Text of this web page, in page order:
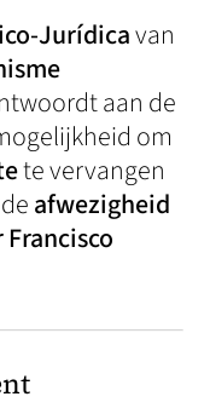
Jurídicavan
aan de
om
te vervangen
afwezigheid
Francisco